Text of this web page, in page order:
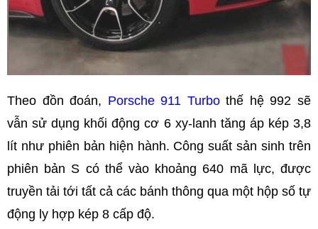
Theo đồn đoán, Porsche 911 Turbothế hệ 992 sẽ
vẫn sử dụng khối động cơ 6 xy-lanh tăng áp kép 3,8
lít như phiên bản hiện hành. Công suất sản sinh trên
phiên bản S có thể vào khoảng 640 mã lực, được
truyền tải tới tất cả các bánh thông qua một hộp số tự
động ly hợp kép 8 cấp độ.